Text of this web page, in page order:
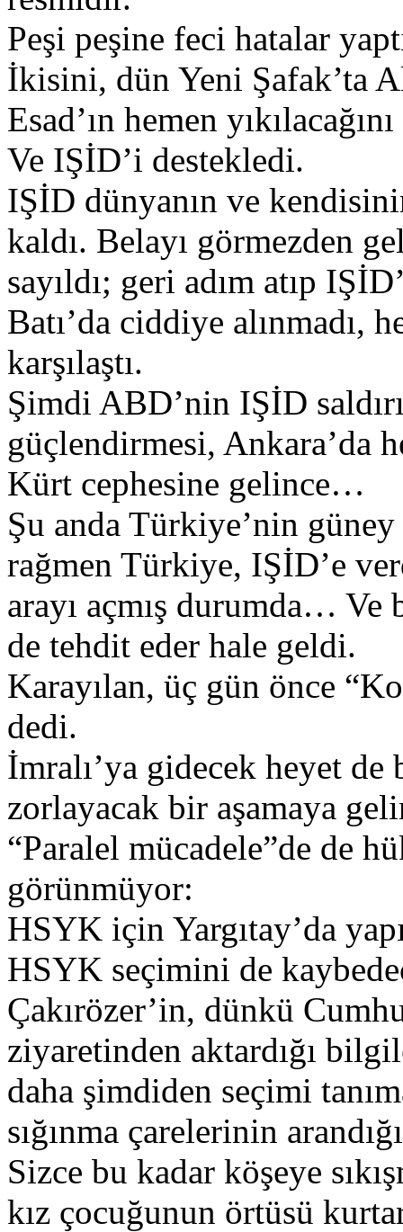
Peşi peşine feci hatalar
İkisini, dün Yeni Şafak’ta
Esad’ın hemen
Ve IŞİD’i destekledi.
IŞİD dünyanın ve
kaldı. Belayı görmezden
sayıldı; geri adım atıp
Batı’da ciddiye alınmadı,
karşılaştı.
Şimdi ABD’nin IŞİD
güçlendirmesi, Ankara’da
Kürt cephesine gelince…
Şu anda Türkiye’nin
rağmen Türkiye, IŞİD’e
arayı açmış durumda… Ve
de tehdit eder hale geldi.
Karayılan, üç gün önce
dedi.
İmralı’ya gidecek heyet
zorlayacak bir aşamaya
“Paralel mücadele”de de
görünmüyor:
HSYK için Yargıtay’da
HSYK seçimini de
Çakırözer’in, dünkü
ziyaretinden aktardığı
daha şimdiden seçimi
sığınma çarelerinin
Sizce bu kadar köşeye
kız çocuğunun örtüsü